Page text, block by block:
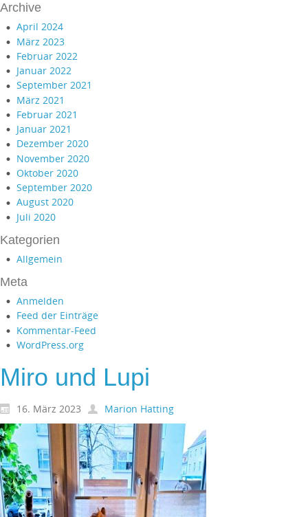
Archive
April 2024
März 2023
Februar 2022
Januar 2022
September 2021
März 2021
Februar 2021
Januar 2021
Dezember 2020
November 2020
Oktober 2020
September 2020
August 2020
Juli 2020
Kategorien
Allgemein
Meta
Anmelden
Feed der Einträge
Kommentar-Feed
WordPress.org
Miro und Lupi
16. März 2023 Marion Hatting